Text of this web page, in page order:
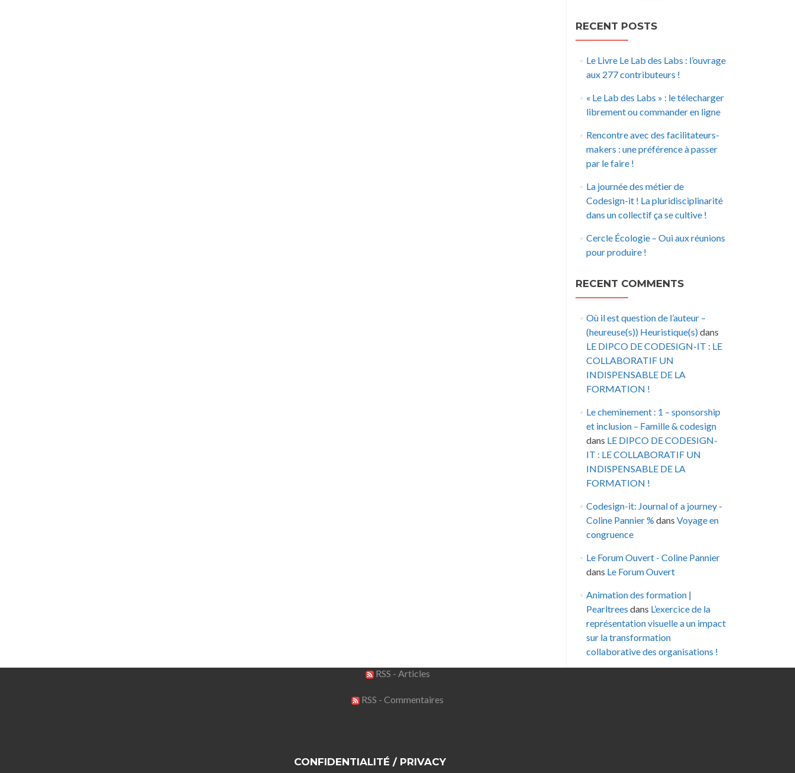
RECENT POSTS
Le Livre Le Lab des Labs : l’ouvrage
aux 277 contributeurs !
« Le Lab des Labs » : le télecharger
librement ou commander en ligne
Rencontre avec des facilitateurs-
makers : une préférence à passer
par le faire !
La journée des métier de
Codesign-it ! La pluridisciplinarité
dans un collectif ça se cultive !
Cercle Écologie – Oui aux réunions
pour produire !
RECENT COMMENTS
Où il est question de l’auteur –
(heureuse(s)) Heuristique(s)dans
LE DIPCO DE CODESIGN-IT : LE
COLLABORATIF UN
INDISPENSABLE DE LA
FORMATION !
Le cheminement : 1 – sponsorship
et inclusion – Famille & codesign
dans LE DIPCO DE CODESIGN-
IT : LE COLLABORATIF UN
INDISPENSABLE DE LA
FORMATION !
Codesign-it: Journal of a journey -
Coline Pannier % dans Voyage en
congruence
Le Forum Ouvert - Coline Pannier
dans Le Forum Ouvert
Animation des formation |
Pearltrees dans L’exercice de la
représentation visuelle a un impact
sur la transformation
collaborative des organisations !
RSS - Articles
RSS - Commentaires
CONFIDENTIALITÉ / PRIVACY